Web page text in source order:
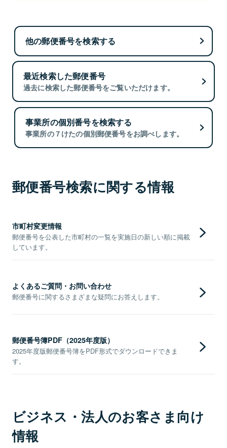
他の郵便番号を検索する
最近検索した郵便番号
過去に検索した郵便番号をご覧いただけます。
事業所の個別番号を検索する
事業所の７けたの個別郵便番号をお調べします。
郵便番号検索に関する情報
市町村変更情報
郵便番号を公表した市町村の一覧を実施日の新しい順に掲載
しています。
よくあるご質問・お問い合わせ
郵便番号に関するさまざまな疑問にお答えします。
郵便番号簿PDF（2025年度版）
2025年度版郵便番号簿をPDF形式でダウンロードできま
す。
ビジネス・法人のお客さま向け
情報